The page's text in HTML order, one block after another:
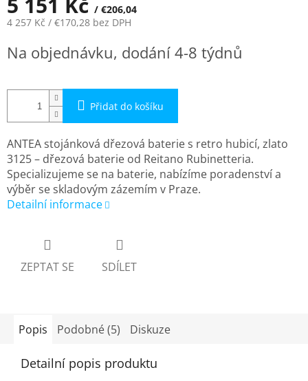
/ €206,04
4 257 Kč / €170,28 bez DPH
cena:
Na objednávku, dodání 4-8 týdnů
Přidat do košíku
ANTEA stojánková dřezová baterie s retro hubicí, zlato
3125 – dřezová baterie od Reitano Rubinetteria.
Specializujeme se na baterie, nabízíme poradenství a
výběr se skladovým zázemím v Praze.
Detailní informace
ZEPTAT SE SDÍLET
Popis Podobné (5) Diskuze
Detailní popis produktu